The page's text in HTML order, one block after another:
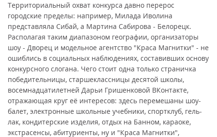
Территориальный охват конкурса давно перерос
городские пределы: например, Милада Иволина
представляла Сибай, а Мартина Сабирова - Белорецк.
Располагая таким диапазоном географии, организаторы
шоу - Дворец и модельное агентство "Краса Магнитки" - не
ошиблись в социальных наблюдениях, составивших основу
конкурсного слогана. Чего стоит одна только страничка
победительницы, старшеклассницы десятой школы,
восемнадцатилетней Дарьи Гришенковой ВКонтакте,
отражающая круг её интересов: здесь перемешаны шоу-
балет, электронные школьные учебники, спортклуб, гель-
лак, кондитерские изделия, отдых на Банном, караоке,
экстрасенсы, абитуриенты, ну и "Краса Магнитки",